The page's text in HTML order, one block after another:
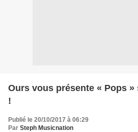
Ours vous présente « Pops
!
Publié le 20/10/2017 à 06:29
Par Steph Musicnation